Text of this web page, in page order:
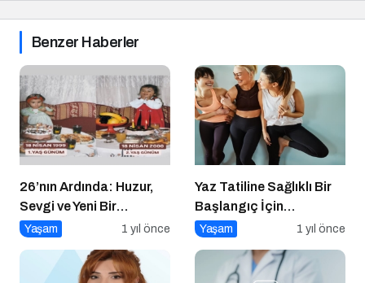
Benzer Haberler
26’nın Ardında: Huzur,
Sevgi ve Yeni Bir
Başlangıç
Yaşam 1 yıl önce
Yaz Tatiline Sağlıklı Bir
Başlangıç İçin
Beslenme
Yaşam 1 yıl önce